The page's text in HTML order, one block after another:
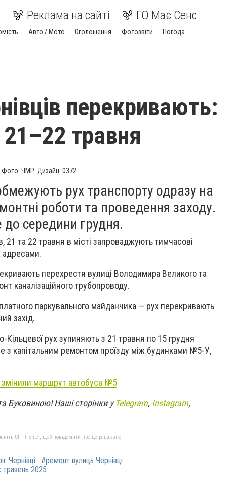
Реклама на сайті ГО Має Сенс
Авто / Мото Оголошення Фотозвіти
Погода
перекривають:
травня
Фото: ЧМР. Дизайн: 0372
рух транспорту одразу на
роботи та проведення заходу.
середини грудня.
21 та 22 травня в місті запроваджують тимчасові
адресами.
перехрестя вулиці Володимира Великого та
каналізаційного трубопроводу.
паркувального майданчика — рух перекривають
захід.
Кільцевої рух зупиняють з 21 травня по 15 грудня
з капітальним ремонтом проїзду між будинками №5-У,
маршрут автобуса №5
Буковиною! Наші сторінки уTelegram, Instagram,
Ctrl + Enter, щоб повідомити про це редакцію
Чернівці
#ремонт вулиць Чернівці
травень 2025